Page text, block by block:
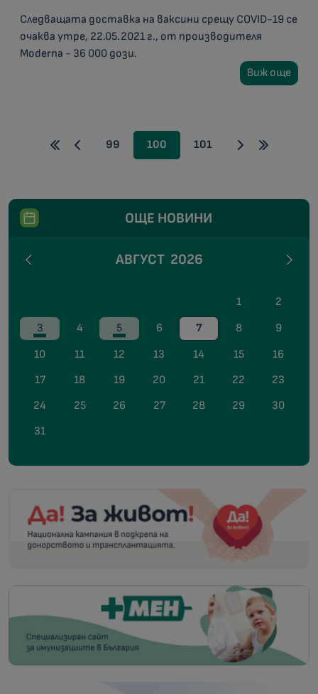
Следващата доставка на ваксини срещу COVID-19 се
очаква утре, 22.05.2021 г., от производителя
Moderna - 36 000 дози.
Виж още
99 100 101
ОЩЕ НОВИНИ
АВГУСТ 2026
1
2
3
4 5 6 7 8
9
10
11 12 13 14 15
16
17
18 19 20 21 22
23
24
25 26 27 28 29
30
31